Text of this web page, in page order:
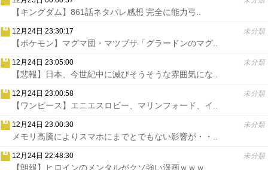
【キングダム】861話ネタバレ感想 完全に能力弓..
12月24日 23:30:17 未分類
【ポケモン】マグマ団・マツブサ「グラードンのマグ..
12月24日 23:05:00 未分類
【悲報】日本、今世紀中に滅びそうそうな雰囲気にな..
12月24日 23:00:58 未分類
【ワンピース】エニエスロビー、マリンフォード、イ..
12月24日 23:00:30 未分類
メモリ高騰によりスマホにまでとでもない影響が・・..
12月24日 22:48:30 未分類
【朗報】ヒロインのメンタルがクソ強い漫画ｗｗｗ..